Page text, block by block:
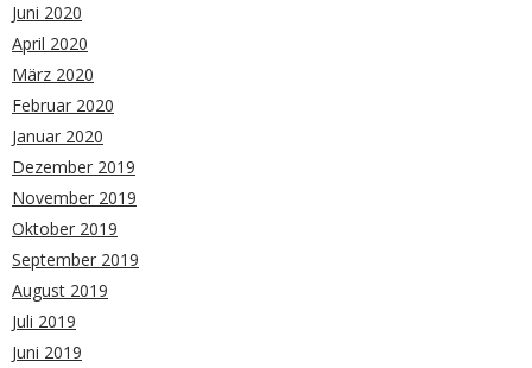
Juni 2020
April 2020
März 2020
Februar 2020
Januar 2020
Dezember 2019
November 2019
Oktober 2019
September 2019
August 2019
Juli 2019
Juni 2019